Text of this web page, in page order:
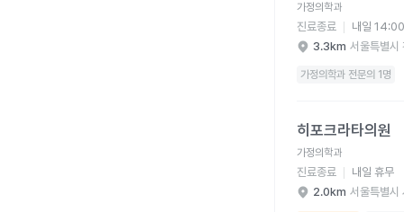
가정의학과
진료종료
내일
3.3km 서울특별시
가정의학과 전문의 1명
히포크라타의원
가정의학과
진료종료
내일 휴무
2.0km 서울특별시